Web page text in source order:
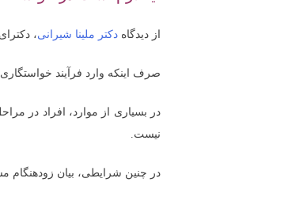
از دیدگاه دکتر ملینا شیرانی،
صرف اینکه وارد فرآیند
در بسیاری از موارد، افراد در
نیست.
در چنین شرایطی، بیان